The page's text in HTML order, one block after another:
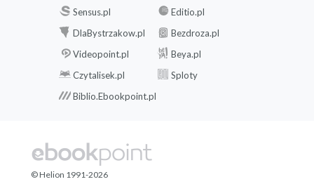
Sensus.pl
Editio.pl
DlaBystrzakow.pl
Bezdroza.pl
Videopoint.pl
Beya.pl
Czytalisek.pl
Sploty
Biblio.Ebookpoint.pl
© Helion 1991-2026